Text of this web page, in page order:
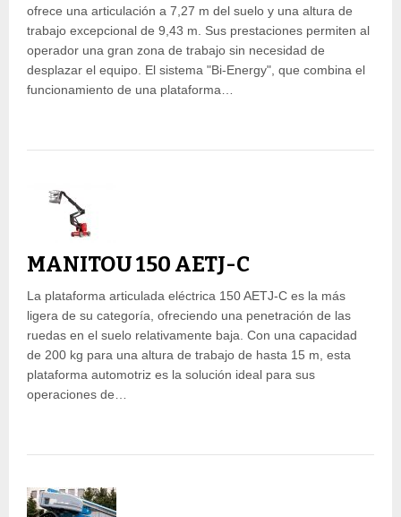
ofrece una articulación a 7,27 m del suelo y una altura de
trabajo excepcional de 9,43 m. Sus prestaciones permiten al
operador una gran zona de trabajo sin necesidad de
desplazar el equipo. El sistema "Bi-Energy", que combina el
funcionamiento de una plataforma…
MANITOU 150 AETJ-C
La plataforma articulada eléctrica 150 AETJ-C es la más
ligera de su categoría, ofreciendo una penetración de las
ruedas en el suelo relativamente baja. Con una capacidad
de 200 kg para una altura de trabajo de hasta 15 m, esta
plataforma automotriz es la solución ideal para sus
operaciones de…